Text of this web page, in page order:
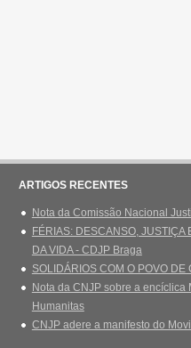
ARTIGOS RECENTES
Nota da Comissão Nacional
FÉRIAS: DESCANSO, JUSTIÇA
DA VIDA - CDJP Braga
SOLIDÁRIOS COM O POVO DE
Nota da CNJP sobre a encíclica
Humanitas
CNJP adere a manifesto do